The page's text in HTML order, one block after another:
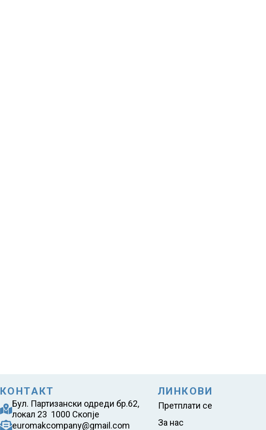
КОНТАКТ
Бул. Партизански одреди бр.62,
локал 23 1000 Скопје
euromakcompany@gmail.com
ЛИНКОВИ
Претплати се
За нас